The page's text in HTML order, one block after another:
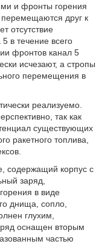
и фронты горения
друг к
отсутствие
в течение всего
фронтов канал 5
исчезают, а стропы
перемещения в
реализуемо.
так как
существующих
ракетного топлива,
содержащий корпус с
заряд,
в виде
днища, сопло,
глухим,
оснащен вторым
частью